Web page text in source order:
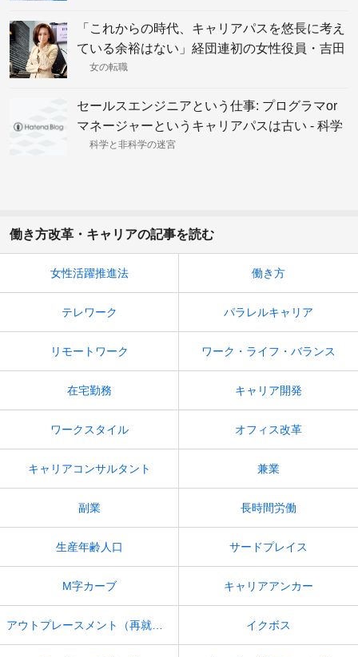
「これからの時代、キャリアパスを悠長に考え
ている余裕はない」経団連初の女性役員・吉田
晴乃さんのメッセージ
女の転職
セールスエンジニアという仕事: プログラマor
マネージャーというキャリアパスは古い - 科学
と非科学の迷宮
科学と非科学の迷宮
働き方改革・キャリアの記事を読む
女性活躍推進法 働き方
テレワーク パラレルキャリア
リモートワーク ワーク・ライフ・バランス
在宅勤務 キャリア開発
ワークスタイル オフィス改革
キャリアコンサルタント 兼業
副業 長時間労働
生産年齢人口 サードプレイス
M字カーブ キャリアアンカー
イクボス